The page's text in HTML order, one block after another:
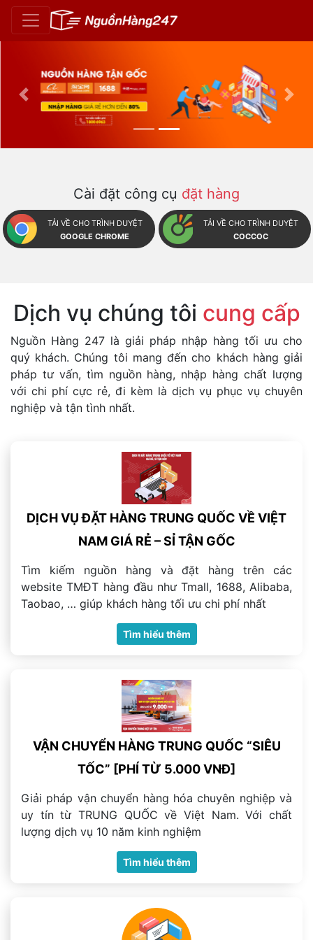
Previous Next
Cài đặt công cụ đặt hàng
TẢI VỀ CHO TRÌNH DUYỆT
GOOGLE CHROME
TẢI VỀ CHO TRÌNH DUYỆT
COCCOC
Dịch vụ chúng tôi cung cấp
Nguồn Hàng 247 là giải pháp nhập hàng tối ưu cho
quý khách. Chúng tôi mang đến cho khách hàng giải
pháp tư vấn, tìm nguồn hàng, nhập hàng chất lượng
với chi phí cực rẻ, đi kèm là dịch vụ phục vụ chuyên
nghiệp và tận tình nhất.
DỊCH VỤ ĐẶT HÀNG TRUNG QUỐC VỀ VIỆT
NAM GIÁ RẺ – SỈ TẬN GỐC
Tìm kiếm nguồn hàng và đặt hàng trên các
website TMĐT hàng đầu như Tmall, 1688, Alibaba,
Taobao, … giúp khách hàng tối ưu chi phí nhất
Tìm hiểu thêm
VẬN CHUYỂN HÀNG TRUNG QUỐC “SIÊU
TỐC” [PHÍ TỪ 5.000 VNĐ]
Giải pháp vận chuyển hàng hóa chuyên nghiệp và
uy tín từ TRUNG QUỐC về Việt Nam. Với chất
lượng dịch vụ 10 năm kinh nghiệm
Tìm hiểu thêm